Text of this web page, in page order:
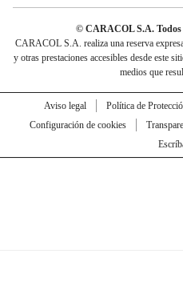
© CARACOL S.A. Todos
CARACOL S.A. realiza una reserva
y otras prestaciones accesibles desde este
medios que
Aviso legal Política de
Configuración de cookies